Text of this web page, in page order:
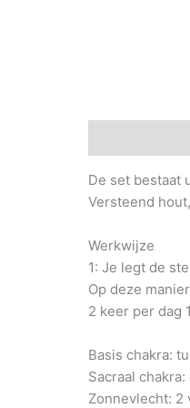
De set bestaat
Versteend
Werkwijze
1: Je legt de
Op deze
2 keer per dag
Basis chakra:
Sacraal
Zonnevlecht: 2